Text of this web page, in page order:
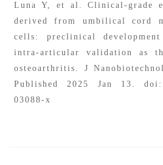
Luna Y, et al. Clinical-grade
derived from umbilical cord
cells: preclinical
intra-articular validation as
osteoarthritis. J
Published 2025 Jan 13.
03088-x